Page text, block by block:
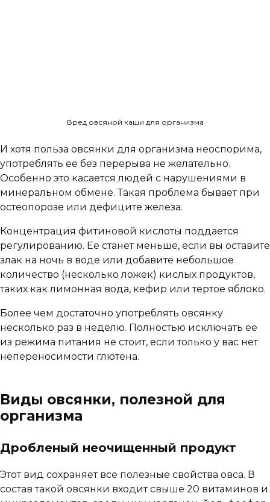
Вред овсяной каши для организма
И хотя польза овсянки для организма неоспорима,
употреблять ее без перерыва не желательно.
Особенно это касается людей с нарушениями в
минеральном обмене. Такая проблема бывает при
остеопорозе или дефиците железа.
Концентрация фитиновой кислоты поддается
регулированию. Ее станет меньше, если вы оставите
злак на ночь в воде или добавите небольшое
количество (несколько ложек) кислых продуктов,
таких как лимонная вода, кефир или тертое яблоко.
Более чем достаточно употреблять овсянку
несколько раз в неделю. Полностью исключать ее
из режима питания не стоит, если только у вас нет
непереносимости глютена.
Виды овсянки, полезной для
организма
Дробленый неочищенный продукт
Этот вид сохраняет все полезные свойства овса. В
состав такой овсянки входит свыше 20 витаминов и